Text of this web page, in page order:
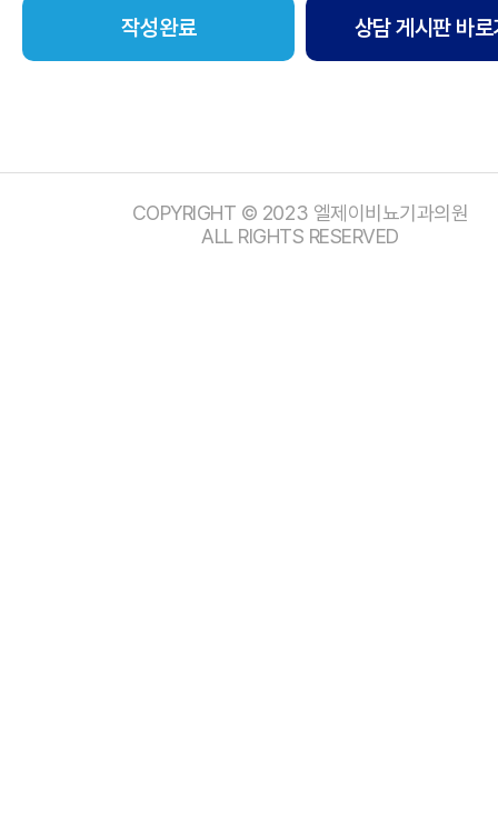
상담 게시판 바
COPYRIGHT © 2023 엘제이비뇨기과의원
ALL RIGHTS RESERVED